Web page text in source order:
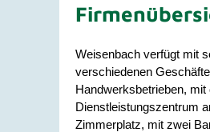
Weisenbach verfügt mit
verschiedenen
Handwerksbetrieben, mit
Dienstleistungszentrum
Zimmerplatz, mit zwei